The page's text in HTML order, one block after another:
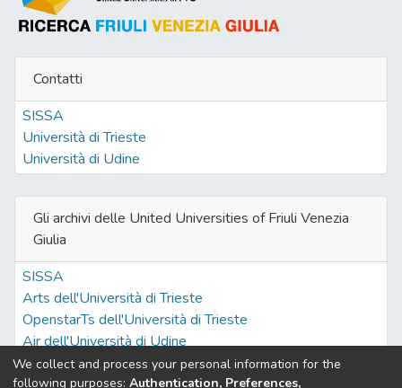
Contatti
SISSA
Università di Trieste
Università di Udine
Gli archivi delle United Universities of Friuli Venezia
Giulia
SISSA
Arts dell'Università di Trieste
OpenstarTs dell'Università di Trieste
Air dell'Università di Udine
We collect and process your personal information for the
following purposes: Authentication, Preferences,